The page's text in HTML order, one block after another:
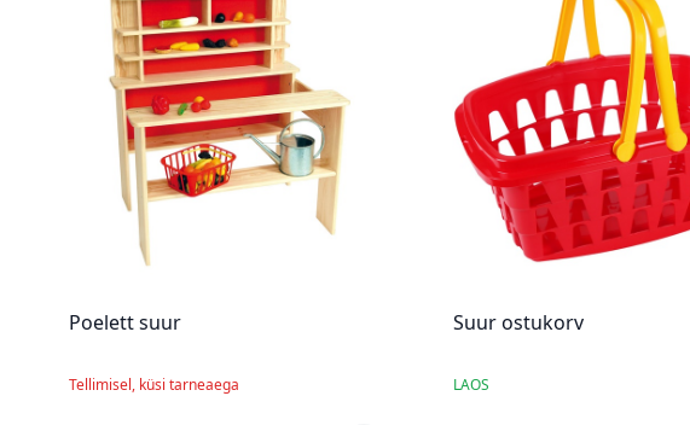
Poelett suur
Tellimisel, küsi tarneaega
Suur ostukorv
LAOS